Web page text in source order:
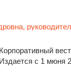
Корпоративный
Издается с 1 мюня